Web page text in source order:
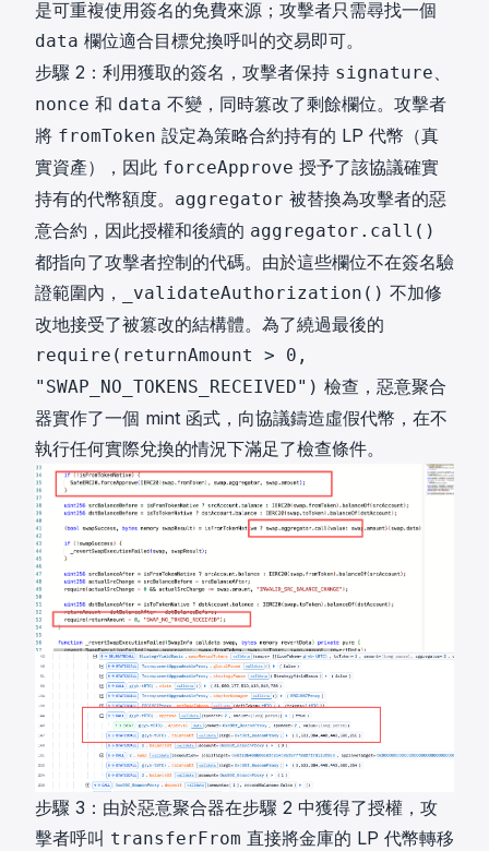
是可重複使用簽名的免費來源；攻擊者只需尋找一個
data 欄位適合目標兌換呼叫的交易即可。
步驟 2：利用獲取的簽名，攻擊者保持 signature、
nonce 和 data 不變，同時篡改了剩餘欄位。攻擊者
將 fromToken 設定為策略合約持有的 LP 代幣（真
實資產），因此 forceApprove 授予了該協議確實
持有的代幣額度。 aggregator 被替換為攻擊者的惡
意合約，因此授權和後續的 aggregator.call()
都指向了攻擊者控制的代碼。由於這些欄位不在簽名驗
證範圍內，
_validateAuthorization() 不加修
改地接受了被篡改的結構體。為了繞過最後的
require(returnAmount > 0,
"SWAP_NO_TOKENS_RECEIVED") 檢查，惡意聚合
器實作了一個 mint 函式，向協議鑄造虛假代幣，在不
執行任何實際兌換的情況下滿足了檢查條件。
步驟 3：由於惡意聚合器在步驟 2 中獲得了授權，攻
擊者呼叫 transferFrom 直接將金庫的 LP 代幣轉移